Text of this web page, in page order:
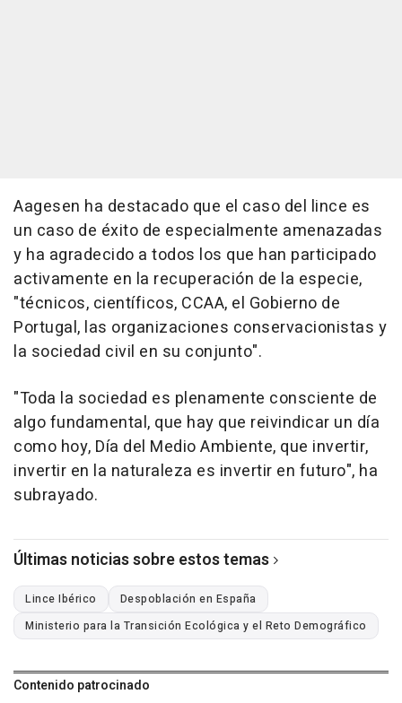
Aagesen ha destacado que el caso del lince es
un caso de éxito de especialmente amenazadas
y ha agradecido a todos los que han participado
activamente en la recuperación de la especie,
"técnicos, científicos, CCAA, el Gobierno de
Portugal, las organizaciones conservacionistas y
la sociedad civil en su conjunto".
"Toda la sociedad es plenamente consciente de
algo fundamental, que hay que reivindicar un día
como hoy, Día del Medio Ambiente, que invertir,
invertir en la naturaleza es invertir en futuro", ha
subrayado.
Últimas noticias sobre estos temas
Lince Ibérico
Despoblación en España
Ministerio para la Transición Ecológica y el Reto Demográfico
Contenido patrocinado